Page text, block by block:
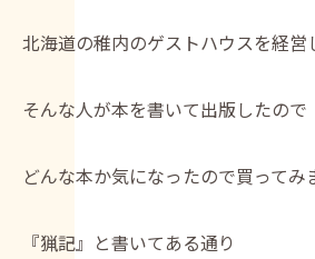
北海道の稚内のゲストハウスを経営
そんな人が本を書いて出版したので
どんな本か気になったので買ってみ
『猟記』と書いてある通り